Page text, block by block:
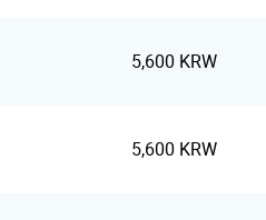
5,600 KRW
5,600 KRW